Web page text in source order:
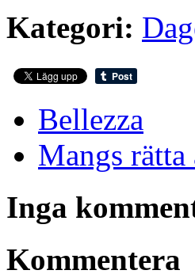
Kategori:
Bellezza
Mangs rätta
Inga
Kommentera